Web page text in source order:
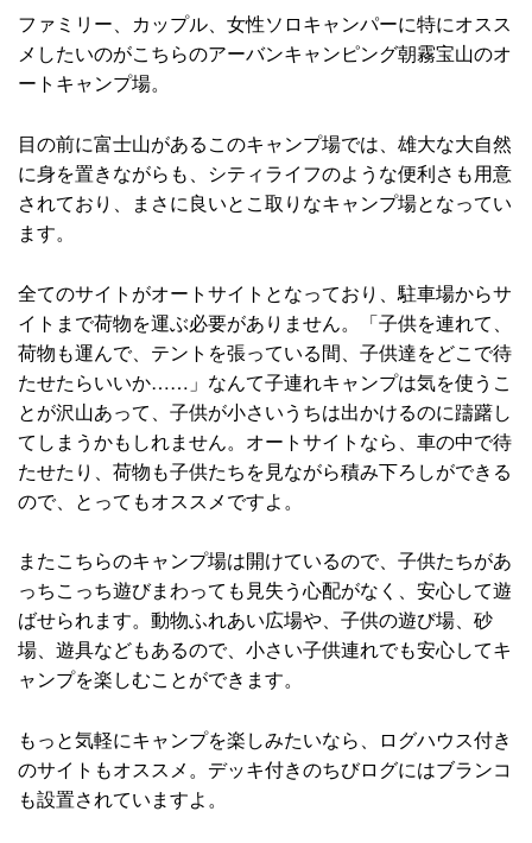
ファミリー、カップル、女性ソロキャンパーに特にオスス
メしたいのがこちらのアーバンキャンピング朝霧宝山のオ
ートキャンプ場。
目の前に富士山があるこのキャンプ場では、雄大な大自然
に身を置きながらも、シティライフのような便利さも用意
されており、まさに良いとこ取りなキャンプ場となってい
ます。
全てのサイトがオートサイトとなっており、駐車場からサ
イトまで荷物を運ぶ必要がありません。「子供を連れて、
荷物も運んで、テントを張っている間、子供達をどこで待
たせたらいいか……」なんて子連れキャンプは気を使うこ
とが沢山あって、子供が小さいうちは出かけるのに躊躇し
てしまうかもしれません。オートサイトなら、車の中で待
たせたり、荷物も子供たちを見ながら積み下ろしができる
ので、とってもオススメですよ。
またこちらのキャンプ場は開けているので、子供たちがあ
っちこっち遊びまわっても見失う心配がなく、安心して遊
ばせられます。動物ふれあい広場や、子供の遊び場、砂
場、遊具などもあるので、小さい子供連れでも安心してキ
ャンプを楽しむことができます。
もっと気軽にキャンプを楽しみたいなら、ログハウス付き
のサイトもオススメ。デッキ付きのちびログにはブランコ
も設置されていますよ。